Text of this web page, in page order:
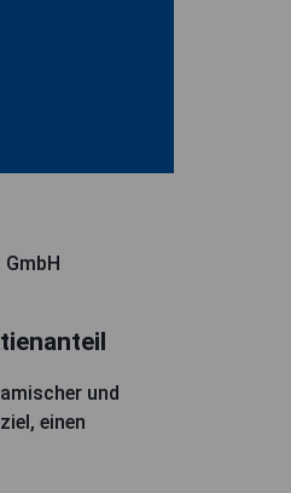
und
einen